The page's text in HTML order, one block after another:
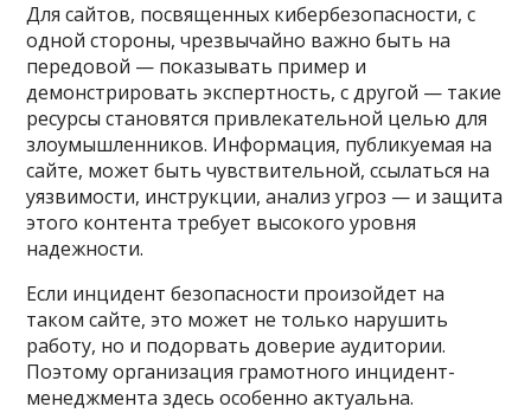
Для сайтов, посвященных кибербезопасности, с
одной стороны, чрезвычайно важно быть на
передовой — показывать пример и
демонстрировать экспертность, с другой — такие
ресурсы становятся привлекательной целью для
злоумышленников. Информация, публикуемая на
сайте, может быть чувствительной, ссылаться на
уязвимости, инструкции, анализ угроз — и защита
этого контента требует высокого уровня
надежности.
Если инцидент безопасности произойдет на
таком сайте, это может не только нарушить
работу, но и подорвать доверие аудитории.
Поэтому организация грамотного инцидент-
менеджмента здесь особенно актуальна.